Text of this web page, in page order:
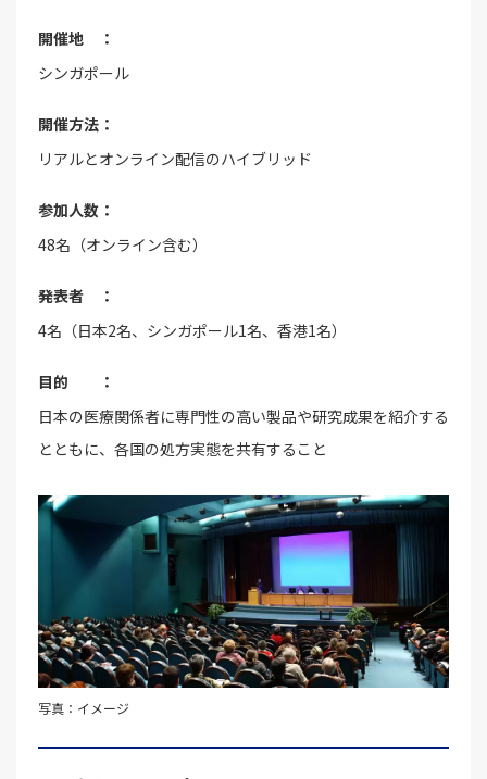
開催地 ：
シンガポール
開催方法：
リアルとオンライン配信のハイブリッド
参加人数：
48名（オンライン含む）
発表者 ：
4名（日本2名、シンガポール1名、香港1名）
目的 ：
日本の医療関係者に専門性の高い製品や研究成果を紹介する
とともに、各国の処方実態を共有すること
写真：イメージ